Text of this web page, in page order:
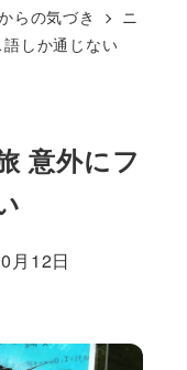
らの気づき
ニ
しか通じない
意外にフ
月12日